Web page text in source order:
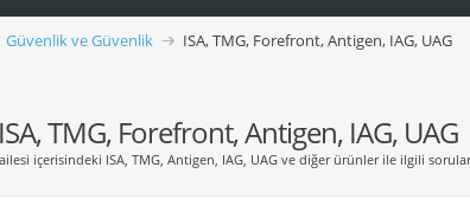
Güvenlik ve Güvenlik ISA, TMG, Forefront, Antigen, IAG, UAG
ISA, TMG, Forefront, Antigen, IAG, UAG
içerisindeki ISA, TMG, Antigen, IAG, UAG ve diğer ürünler ile ilgili